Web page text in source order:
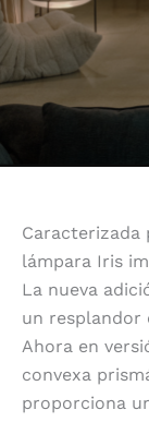
Caracterizada
lámpara Iris
La nueva
un resplandor
Ahora en
convexa
proporciona